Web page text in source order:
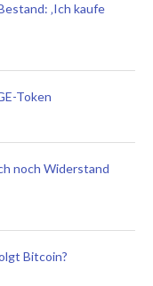
‚Ich kaufe
Token
noch Widerstand
Bitcoin?